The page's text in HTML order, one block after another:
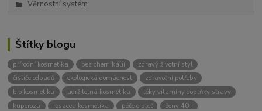
Věrnostní systém
Štítky blogu
přírodní kosmetika bez chemikálií
zdravý životní styl
čističe odpadů
ekologická domácnost
zdravotní potřeby
bio kosmetika
udržitelná kosmetika
léky vitamíny doplňky stravy
kuperoza
rosacea kosmetika péče o pleť
ženy 40+